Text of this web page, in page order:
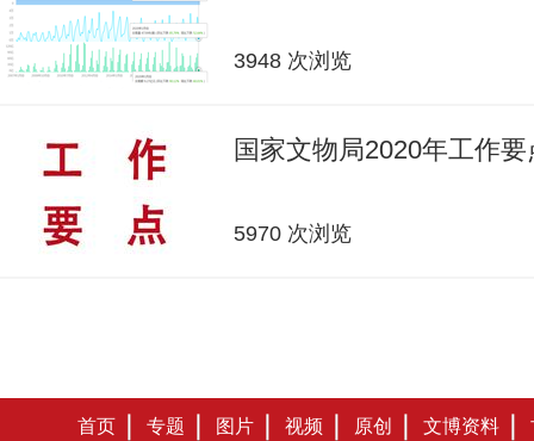
3948 次浏览
国家文物局2020年工作要
5970 次浏览
首页 专题 图片 视频 原创 文博资料